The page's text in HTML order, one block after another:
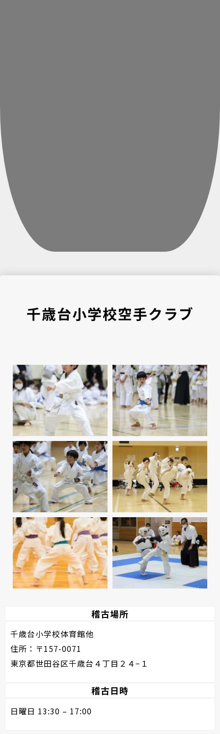
千歳台小学校空手クラブ
稽古場所
千歳台小学校体育館他
住所：〒157-0071
東京都世田谷区千歳台４丁目２４−１
稽古日時
日曜日 13:30 – 17:00